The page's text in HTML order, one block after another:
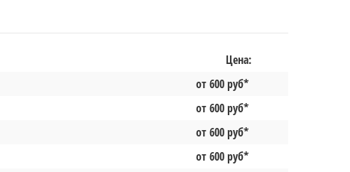
Цена:
от 600 руб*
от 600 руб*
от 600 руб*
от 600 руб*